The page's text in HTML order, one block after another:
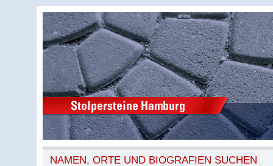
NAMEN, ORTE UND BIOGRAFIEN SUCHEN